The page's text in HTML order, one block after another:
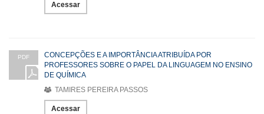
Acessar
PDF
CONCEPÇÕES E A IMPORTÂNCIA ATRIBUÍDA POR
PROFESSORES SOBRE O PAPEL DA LINGUAGEM NO ENSINO
DE QUÍMICA
TAMIRES PEREIRA PASSOS
Acessar